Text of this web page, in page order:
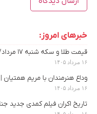
خبرهای امروز:
قیمت طلا و سکه شنبه ۱۷ مرداد/ قیمت‌ها افزایشی
۱۶ مرداد ۱۴۰۵
وداع هنرمندان با مریم همتیان |
۱۶ مرداد ۱۴۰۵
تاریخ اکران فیلم کمدی جدید